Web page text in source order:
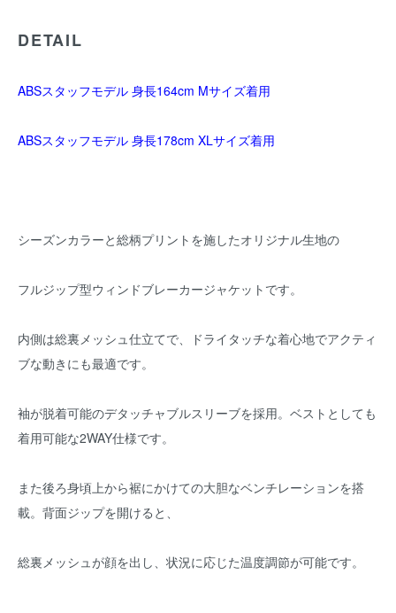
DETAIL
ABSスタッフモデル 身長164cm Mサイズ着用
ABSスタッフモデル 身長178cm XLサイズ着用
シーズンカラーと総柄プリントを施したオリジナル生地の
フルジップ型ウィンドブレーカージャケットです。
内側は総裏メッシュ仕立てで、ドライタッチな着心地でアクティ
ブな動きにも最適です。
袖が脱着可能のデタッチャブルスリーブを採用。ベストとしても
着用可能な2WAY仕様です。
また後ろ身頃上から裾にかけての大胆なベンチレーションを搭
載。背面ジップを開けると、
総裏メッシュが顔を出し、状況に応じた温度調節が可能です。